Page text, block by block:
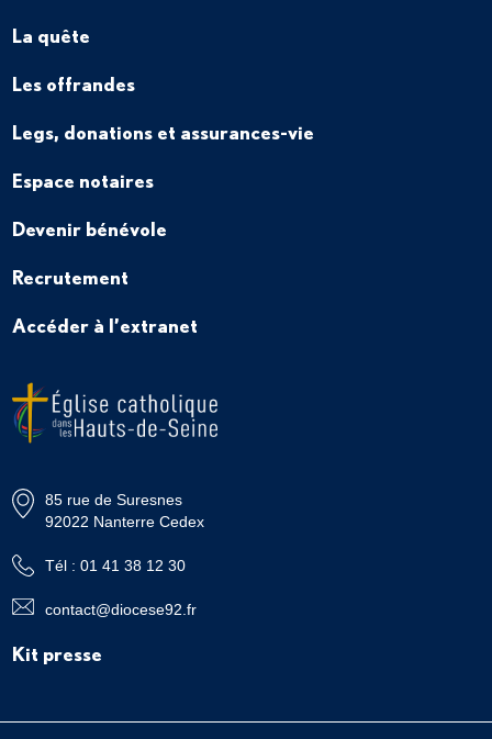
La quête
Les offrandes
Legs, donations et assurances-vie
Espace notaires
Devenir bénévole
Recrutement
Accéder à l’extranet
85 rue de Suresnes
92022 Nanterre Cedex
Tél : 01 41 38 12 30
contact@diocese92.fr
Kit presse